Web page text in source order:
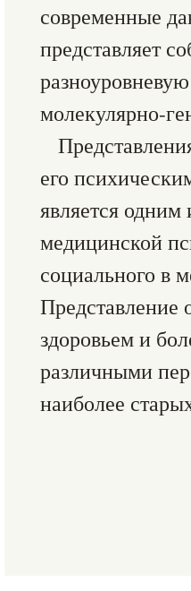
современные
представляет
молекулярно-
его
является
медицинской
социального в
Представление
здоровьем и
различными
наиболее